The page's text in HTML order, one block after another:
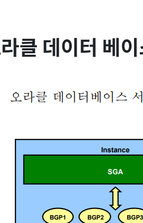
클 데이터 베